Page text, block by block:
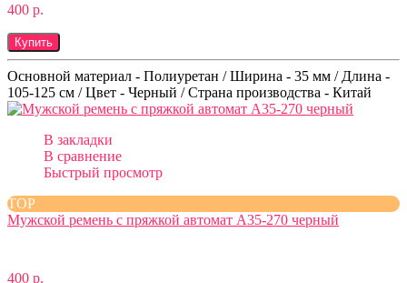
400 р.
Купить
Основной материал - Полиуретан / Ширина - 35 мм / Длина -
105-125 см / Цвет - Черный / Страна производства - Китай
В закладки
В сравнение
Быстрый просмотр
TOP
Мужской ремень с пряжкой автомат A35-270 черный
400 р.